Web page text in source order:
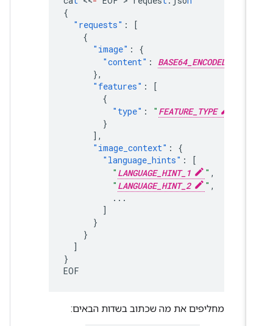
"requests"
"image"
"content": BASE64_ENCODED_IMAGE
"features"
"type": "FEATURE_TYPE
"image_context"
"language_hints"
"LANGUAGE_HINT_1
"LANGUAGE_HINT_2
מחליפים את מה שכתוב בשדות הבאים: